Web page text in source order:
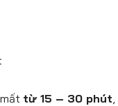
từ 15 – 30 phút